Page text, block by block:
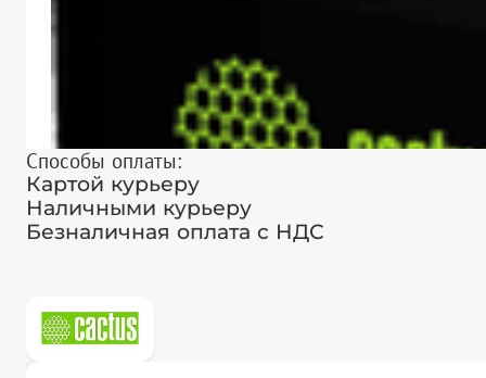
Способы оплаты:
Картой курьеру
Наличными курьеру
Безналичная оплата с НДС